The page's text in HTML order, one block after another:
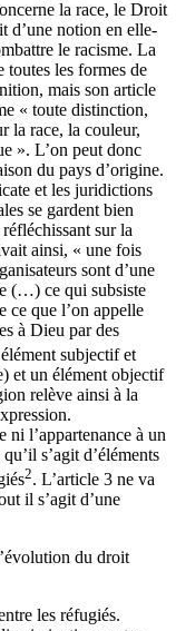
la race, le Droit
d’une notion en elle-
le racisme. La
les formes de
mais son article
« toute distinction,
la race, la couleur,
». L’on peut donc
du pays d’origine.
et les juridictions
se gardent bien
sur la
ainsi, « une fois
sont d’une
(…) ce qui subsiste
ce que l’on appelle
à Dieu par des
subjectif et
et un élément objectif
relève ainsi à la
l’appartenance à un
s’agit d’éléments
2. L’article 3 ne va
il s’agit d’une
du droit
les réfugiés.